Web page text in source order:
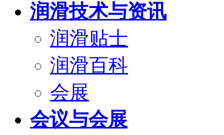
润滑技术与资讯
润滑贴士
润滑百科
会展
会议与会展